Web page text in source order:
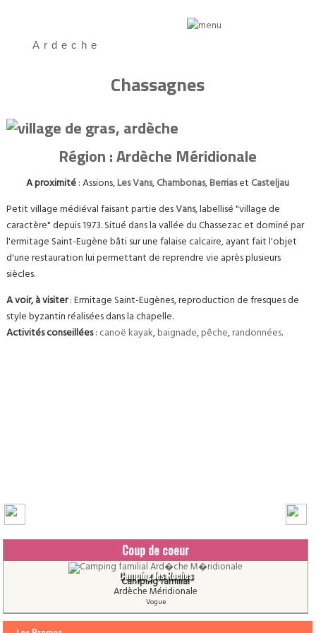
Ardeche
Chassagnes
Région : Ardèche Méridionale
A proximité: Assions,Les Vans,Chambonas,Berriaset Casteljau
Petit village médiéval faisant partie desVans, labellisé "village de
caractère" depuis 1973. Situé dans la vallée du Chassezac et dominé par
l'ermitage Saint-Eugène bâti sur une falaise calcaire, ayant fait l'objet
d'une restauration lui permettant de reprendre vie après plusieurs
siècles.
A voir, à visiter: Ermitage Saint-Eugènes, reproduction de fresques de
style byzantin réalisées dans la chapelle.
Activités conseillées: canoëkayak,baignade,pêche,randonnées.
Coup de coeur
Camping les Roches
Camping familial
Ardèche Méridionale
Vogue